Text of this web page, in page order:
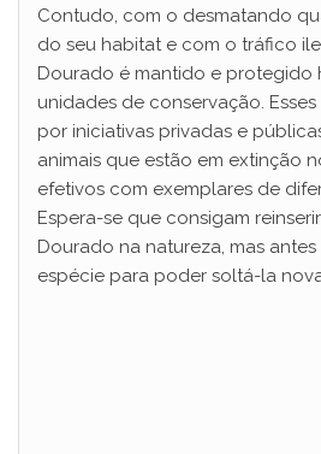
Contudo, com o desmatando
do seu habitat e com o tráfico
Dourado é mantido e protegido
unidades de conservação.
por iniciativas privadas e
animais que estão em extinção
efetivos com exemplares de
Espera-se que consigam
Dourado na natureza, mas
espécie para poder soltá-la